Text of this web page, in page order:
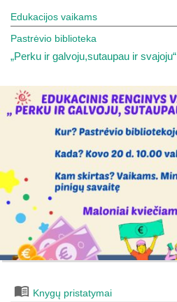
Edukacijos vaikams
Pastrėvio biblioteka
„Perku ir galvoju,sutaupau ir svajoju“
Knygų pristatymai